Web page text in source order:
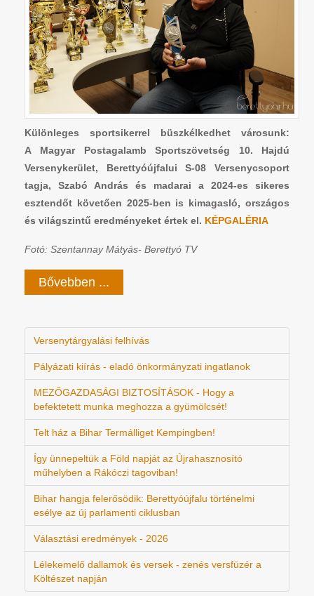
Különleges sportsikerrel büszkélkedhet városunk:
A Magyar Postagalamb Sportszövetség 10. Hajdú
Versenykerület, Berettyóújfalui S-08 Versenycsoport
tagja, Szabó András és madarai a 2024-es sikeres
esztendőt követően 2025-ben is kimagasló, országos
és világszintű eredményeket értek el. KÉPGALÉRIA
Fotó: Szentannay Mátyás- Berettyó TV
Bővebben ...
Versenytárgyalási felhívás
Pályázati kiírás - eladó önkormányzati ingatlanok
MEZŐGAZDASÁGI BIZTOSÍTÁSOK - Hogy a
befektetett munka meghozza a gyümölcsét!
Telt ház a Bihar Termálliget Kempingben!
Így ünnepeltük a Föld napját az Újrahasznosító
műhelyben a Rákóczi tagoviban!
Bihar hangja felerősödik: Berettyóújfalu történelmi
esélye az új parlamenti ciklusban
Választási eredmények - 2026
Lélekemelő dallamok és versek - zenés versfüzér a
Költészet napján